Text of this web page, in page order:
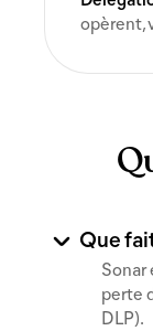
opèrent,
Que
Sonar
perte
DLP).